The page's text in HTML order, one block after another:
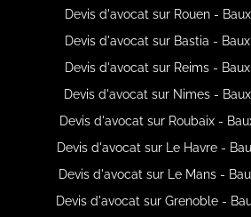
Devis d'avocat sur Rouen -
Devis d'avocat sur Bastia -
Devis d'avocat sur Reims -
Devis d'avocat sur Nimes -
Devis d'avocat sur Roubaix -
Devis d'avocat sur Le Havre -
Devis d'avocat sur Le Mans -
Devis d'avocat sur Grenoble -